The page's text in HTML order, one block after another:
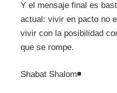
Y el mensaje final es
actual: vivir en pacto no
vivir con la posibilidad
que se rompe.
Shabat Shalom◾